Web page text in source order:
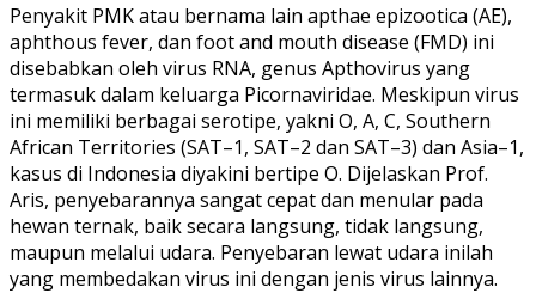
Penyakit PMK atau bernama lain apthae epizootica (AE),
aphthous fever, dan foot and mouth disease (FMD) ini
disebabkan oleh virus RNA, genus Apthovirus yang
termasuk dalam keluarga Picornaviridae. Meskipun virus
ini memiliki berbagai serotipe, yakni O, A, C, Southern
African Territories (SAT–1, SAT–2 dan SAT–3) dan Asia–1,
kasus di Indonesia diyakini bertipe O. Dijelaskan Prof.
Aris, penyebarannya sangat cepat dan menular pada
hewan ternak, baik secara langsung, tidak langsung,
maupun melalui udara. Penyebaran lewat udara inilah
yang membedakan virus ini dengan jenis virus lainnya.